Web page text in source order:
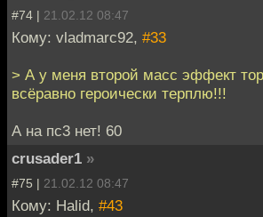
#74 | 21.02.12 08:47
Кому: vladmarc92, #33
> А у меня второй масс эффект
всёравно героически терплю!!!
А на пс3 нет! 60
crusader1 »
#75 | 21.02.12 08:47
Кому: Halid, #43